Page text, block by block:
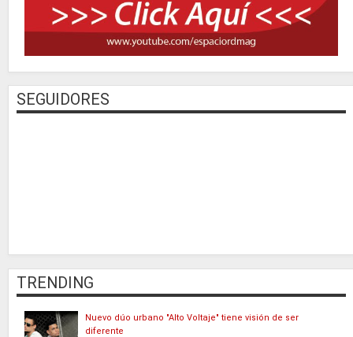
SEGUIDORES
TRENDING
Nuevo dúo urbano "Alto Voltaje" tiene visión de ser
diferente